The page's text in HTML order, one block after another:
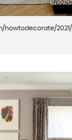
howtodecorate/